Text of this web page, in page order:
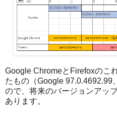
Google ChromeとFirefoxのこ
たもの（Google 97.0.4692.99
ので、将来のバージョンアッ
あります。